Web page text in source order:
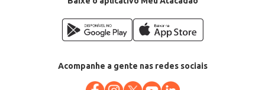
Acompanhe a gente nas redes sociais